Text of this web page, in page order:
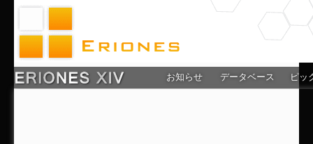
お知らせ データベース ピッ